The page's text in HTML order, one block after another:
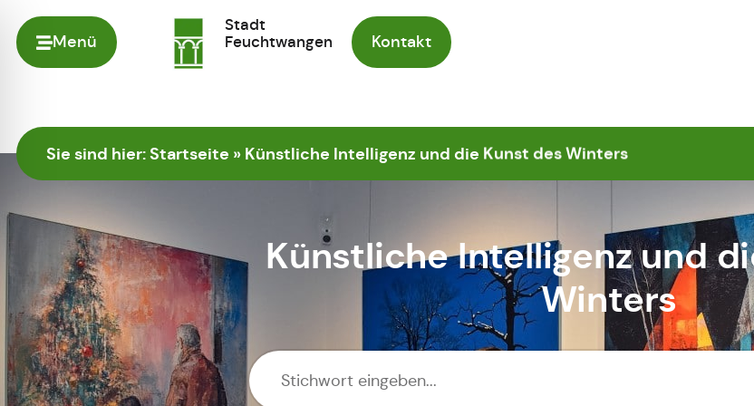
Menü
Stadt
Feuchtwangen
Kontakt
Sie sind hier:Startseite » Künstliche Intelligenz und die Kunst des Winters
Künstliche Intelligenz und
Winters